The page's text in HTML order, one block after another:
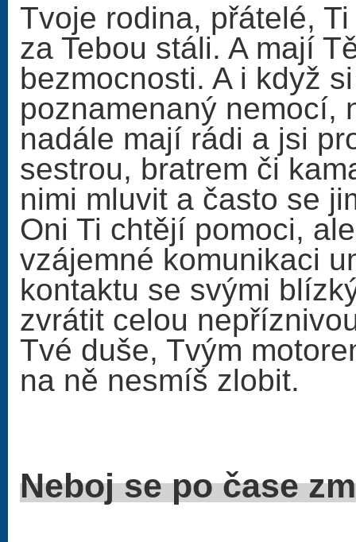
Tvoje rodina, přátelé,
za Tebou stáli. A mají
bezmocnosti. A i když
poznamenaný nemocí,
nadále mají rádi a jsi
sestrou, bratrem či
nimi mluvit a často se
Oni Ti chtějí pomoci,
vzájemné komunikaci
kontaktu se svými
zvrátit celou
Tvé duše, Tvým
na ně nesmíš zlobit.
Neboj se po čase